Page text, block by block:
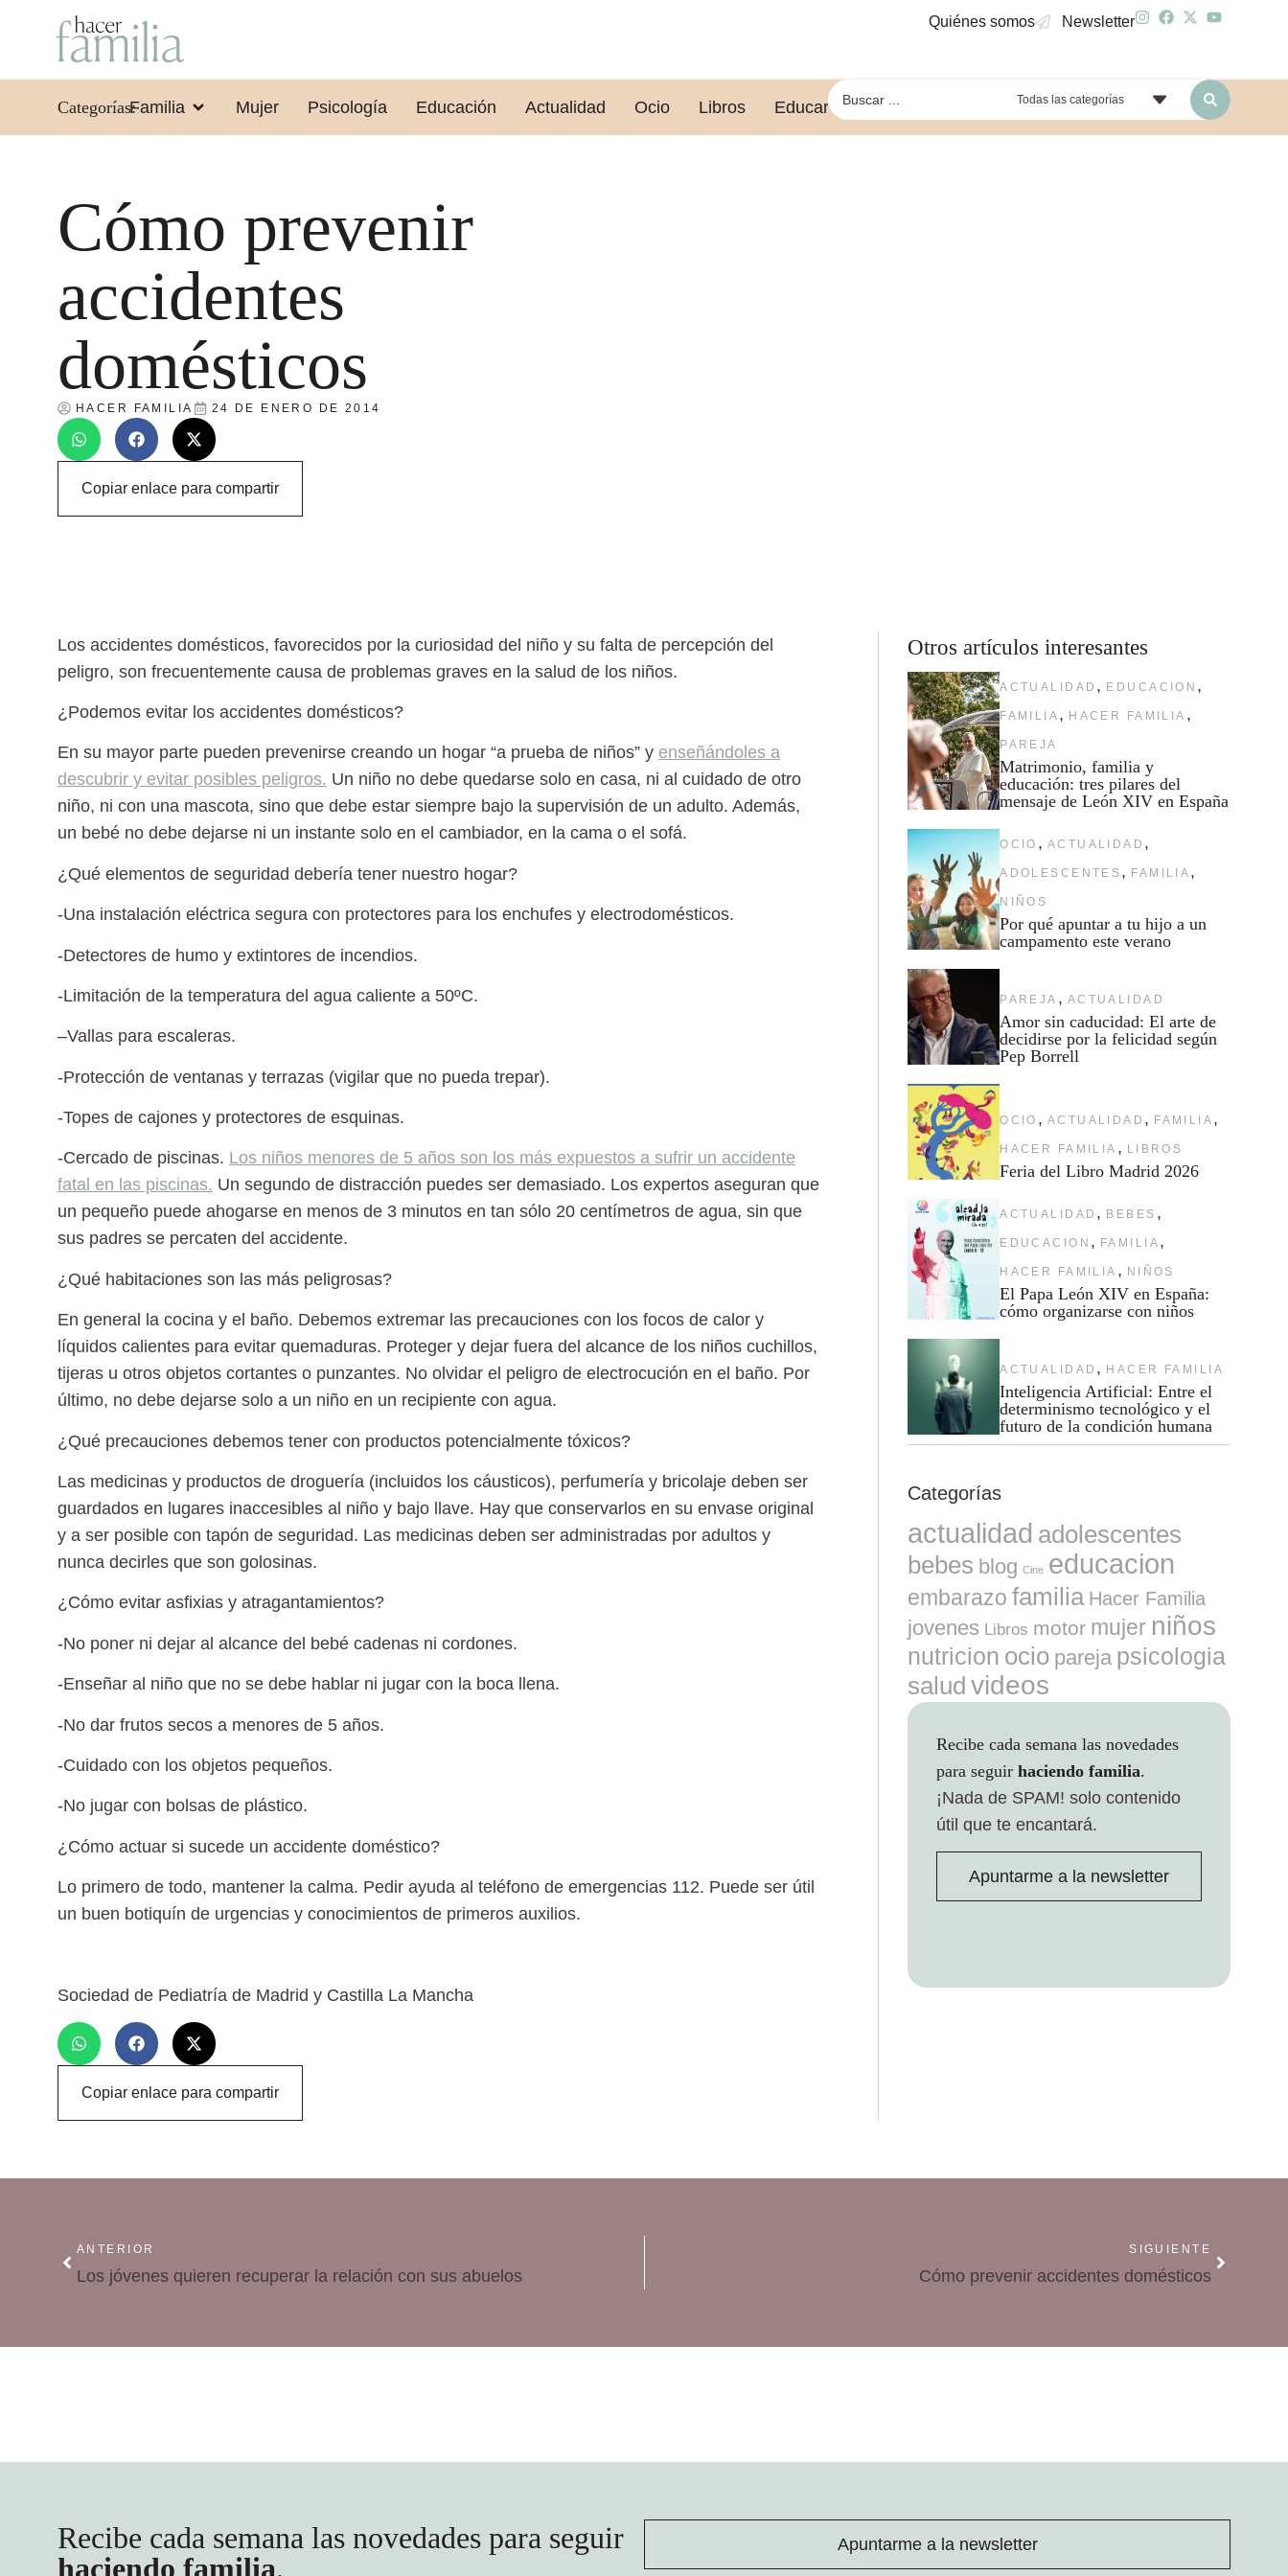
Quiénes somos Newsletter
Categorías:Familia Mujer Psicología Educación Actualidad Ocio Libros Educar leyendo Todas las categorías
Cómo prevenir
accidentes
domésticos
HACER FAMILIA 24 DE ENERO DE 2014
Copiar enlace para compartir
Los accidentes domésticos, favorecidos por la curiosidad del niño y su falta de percepción del
peligro, son frecuentemente causa de problemas graves en la salud de los niños.
¿Podemos evitar los accidentes domésticos?
En su mayor parte pueden prevenirse creando un hogar “a prueba de niños” y enseñándoles a
descubrir y evitar posibles peligros. Un niño no debe quedarse solo en casa, ni al cuidado de otro
niño, ni con una mascota, sino que debe estar siempre bajo la supervisión de un adulto. Además,
un bebé no debe dejarse ni un instante solo en el cambiador, en la cama o el sofá.
¿Qué elementos de seguridad debería tener nuestro hogar?
-Una instalación eléctrica segura con protectores para los enchufes y electrodomésticos.
-Detectores de humo y extintores de incendios.
-Limitación de la temperatura del agua caliente a 50ºC.
–Vallas para escaleras.
-Protección de ventanas y terrazas (vigilar que no pueda trepar).
-Topes de cajones y protectores de esquinas.
-Cercado de piscinas. Los niños menores de 5 años son los más expuestos a sufrir un accidente
fatal en las piscinas. Un segundo de distracción puedes ser demasiado. Los expertos aseguran que
un pequeño puede ahogarse en menos de 3 minutos en tan sólo 20 centímetros de agua, sin que
sus padres se percaten del accidente.
¿Qué habitaciones son las más peligrosas?
En general la cocina y el baño. Debemos extremar las precauciones con los focos de calor y
líquidos calientes para evitar quemaduras. Proteger y dejar fuera del alcance de los niños cuchillos,
tijeras u otros objetos cortantes o punzantes. No olvidar el peligro de electrocución en el baño. Por
último, no debe dejarse solo a un niño en un recipiente con agua.
¿Qué precauciones debemos tener con productos potencialmente tóxicos?
Las medicinas y productos de droguería (incluidos los cáusticos), perfumería y bricolaje deben ser
guardados en lugares inaccesibles al niño y bajo llave. Hay que conservarlos en su envase original
y a ser posible con tapón de seguridad. Las medicinas deben ser administradas por adultos y
nunca decirles que son golosinas.
¿Cómo evitar asfixias y atragantamientos?
-No poner ni dejar al alcance del bebé cadenas ni cordones.
-Enseñar al niño que no se debe hablar ni jugar con la boca llena.
-No dar frutos secos a menores de 5 años.
-Cuidado con los objetos pequeños.
-No jugar con bolsas de plástico.
¿Cómo actuar si sucede un accidente doméstico?
Lo primero de todo, mantener la calma. Pedir ayuda al teléfono de emergencias 112. Puede ser útil
un buen botiquín de urgencias y conocimientos de primeros auxilios.
Sociedad de Pediatría de Madrid y Castilla La Mancha
Copiar enlace para compartir
Otros artículos interesantes
ACTUALIDAD , EDUCACION ,
FAMILIA , HACER FAMILIA ,
PAREJA
Matrimonio, familia y
educación: tres pilares del
mensaje de León XIV en España
OCIO , ACTUALIDAD ,
ADOLESCENTES , FAMILIA ,
NIÑOS
Por qué apuntar a tu hijo a un
campamento este verano
PAREJA , ACTUALIDAD
Amor sin caducidad: El arte de
decidirse por la felicidad según
Pep Borrell
OCIO , ACTUALIDAD , FAMILIA ,
HACER FAMILIA , LIBROS
Feria del Libro Madrid 2026
ACTUALIDAD , BEBES ,
EDUCACION , FAMILIA ,
HACER FAMILIA , NIÑOS
El Papa León XIV en España:
cómo organizarse con niños
ACTUALIDAD , HACER FAMILIA
Inteligencia Artificial: Entre el
determinismo tecnológico y el
futuro de la condición humana
Categorías
actualidad adolescentes
bebes blog Cine educacion
embarazo familia Hacer Familia
jovenes Libros motor mujer niños
nutricion ocio pareja psicologia
salud videos
Recibe cada semana las novedades
para seguir haciendo familia.
¡Nada de SPAM! solo contenido
útil que te encantará.
Apuntarme a la newsletter
ANTERIOR
Los jóvenes quieren recuperar la relación con sus abuelos
SIGUIENTE
Cómo prevenir accidentes domésticos
Recibe cada semana las novedades para seguir
haciendo familia.
Apuntarme a la newsletter